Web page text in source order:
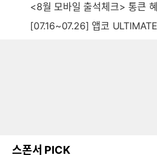
<8월 모바일 출석체크> 통큰
[07.16~07.26] 앱코 ULTIMATE GX850
스폰서 PICK